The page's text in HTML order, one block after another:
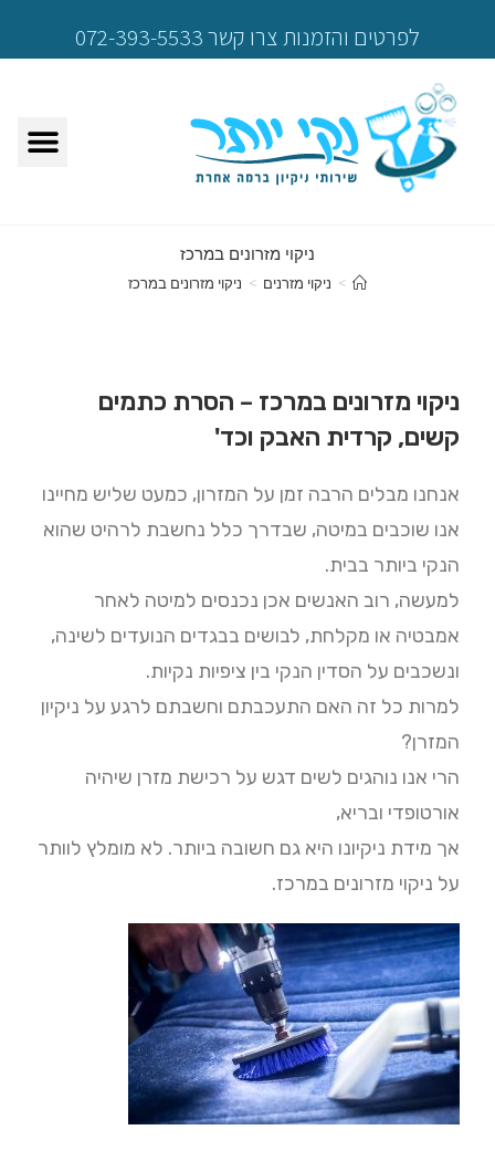
לפרטים והזמנות צרו קשר 072-393-5533
ניקוי מזרונים במרכז
> ניקוי מזרנים > ניקוי מזרונים במרכז
ניקוי מזרונים במרכז – הסרת כתמים
קשים, קרדית האבק וכד'
אנחנו מבלים הרבה זמן על המזרון, כמעט שליש מחיינו
אנו שוכבים במיטה, שבדרך כלל נחשבת לרהיט שהוא
הנקי ביותר בבית.
למעשה, רוב האנשים אכן נכנסים למיטה לאחר
אמבטיה או מקלחת, לבושים בבגדים הנועדים לשינה,
ונשכבים על הסדין הנקי בין ציפיות נקיות.
למרות כל זה האם התעכבתם וחשבתם לרגע על ניקיון
המזרן?
הרי אנו נוהגים לשים דגש על רכישת מזרן שיהיה
אורטופדי ובריא,
אך מידת ניקיונו היא גם חשובה ביותר. לא מומלץ לוותר
על ניקוי מזרונים במרכז.